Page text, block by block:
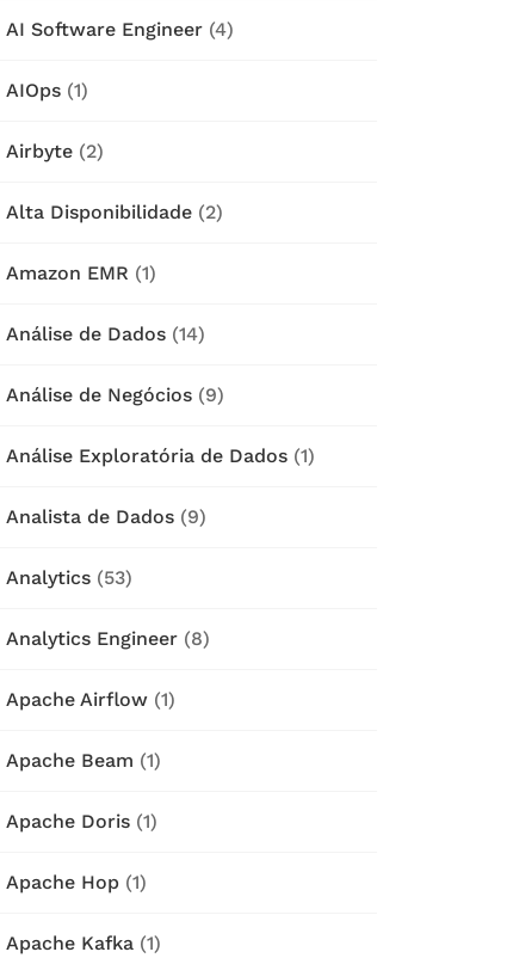
AI Software Engineer (4)
AIOps (1)
Airbyte (2)
Alta Disponibilidade (2)
Amazon EMR (1)
Análise de Dados (14)
Análise de Negócios (9)
Análise Exploratória de Dados (1)
Analista de Dados (9)
Analytics (53)
Analytics Engineer (8)
Apache Airflow (1)
Apache Beam (1)
Apache Doris (1)
Apache Hop (1)
Apache Kafka (1)